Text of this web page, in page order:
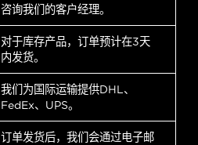
咨询我们的客户经理。
对于库存产品，订单预计在3天
内发货。
我们为国际运输提供DHL、
FedEx、UPS。
订单发货后，我们会通过电子邮